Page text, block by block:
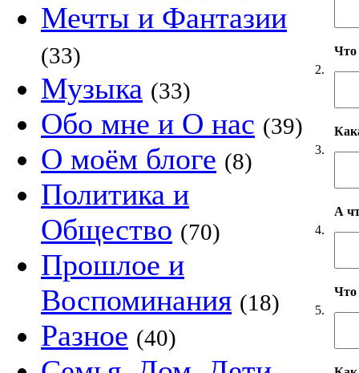
Мечты и Фантазии
(33)
Музыка (33)
Обо мне и О нас (39)
О моём блоге (8)
Политика и
Общество (70)
Прошлое и
Воспоминания (18)
Разное (40)
2.
Что
3.
4.
А
5.
Что